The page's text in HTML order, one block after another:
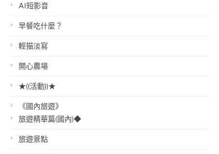
AI短影音
早餐吃什麼？
輕描淡寫
開心農場
★((活動))★
《國內旅遊》
旅遊精華篇(國內)◆
旅遊景點